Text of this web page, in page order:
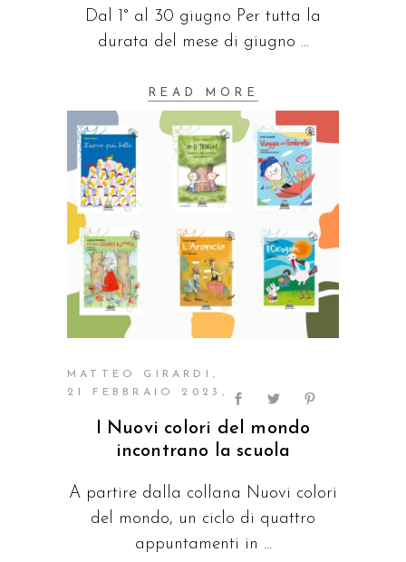
Dal 1° al 30 giugno Per tutta la
durata del mese di giugno
READ MORE
MATTEO GIRARDI
21 FEBBRAIO 2023
I Nuovi colori del mondo
incontrano la scuola
A partire dalla collana Nuovi colori
del mondo, un ciclo di quattro
appuntamenti in